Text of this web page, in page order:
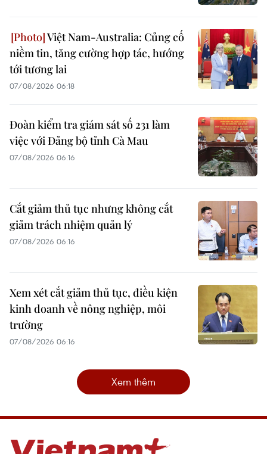
Việt Nam-Australia: Củng cố
niềm tin, tăng cường hợp tác, hướng
tới tương lai
07/08/2026 06:18
Đoàn kiểm tra giám sát số 231 làm
việc với Đảng bộ tỉnh Cà Mau
07/08/2026 06:16
Cắt giảm thủ tục nhưng không cắt
giảm trách nhiệm quản lý
07/08/2026 06:16
Xem xét cắt giảm thủ tục, điều kiện
kinh doanh về nông nghiệp, môi
trường
07/08/2026 06:16
Xem thêm